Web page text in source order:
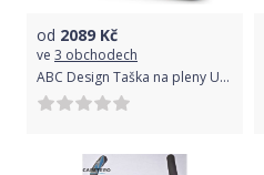
od 2089 Kč
ve 3 obchodech
ABC Design Taška na pleny Urban storm Classic 2022